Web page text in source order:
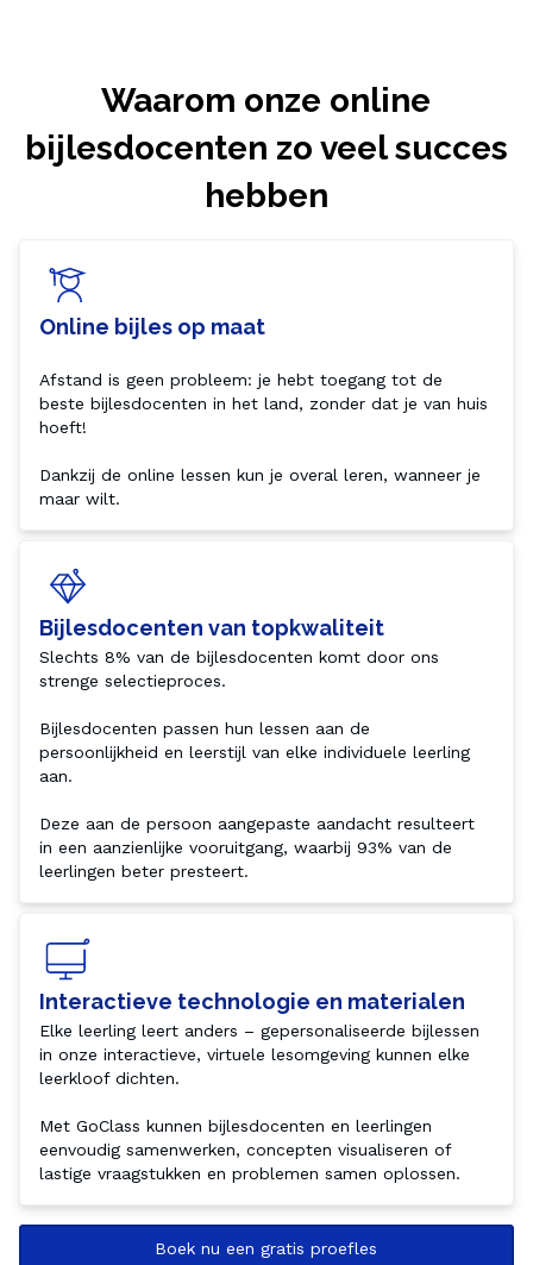
Waarom onze online
bijlesdocenten zo veel succes
hebben
Online bijles op maat
Afstand is geen probleem: je hebt toegang tot de
beste bijlesdocenten in het land, zonder dat je van huis
hoeft!
Dankzij de online lessen kun je overal leren, wanneer je
maar wilt.
Bijlesdocenten van topkwaliteit
Slechts 8% van de bijlesdocenten komt door ons
strenge selectieproces.
Bijlesdocenten passen hun lessen aan de
persoonlijkheid en leerstijl van elke individuele leerling
aan.
Deze aan de persoon aangepaste aandacht resulteert
in een aanzienlijke vooruitgang, waarbij 93% van de
leerlingen beter presteert.
Interactieve technologie en materialen
Elke leerling leert anders – gepersonaliseerde bijlessen
in onze interactieve, virtuele lesomgeving kunnen elke
leerkloof dichten.
Met GoClass kunnen bijlesdocenten en leerlingen
eenvoudig samenwerken, concepten visualiseren of
lastige vraagstukken en problemen samen oplossen.
Boek nu een gratis proefles